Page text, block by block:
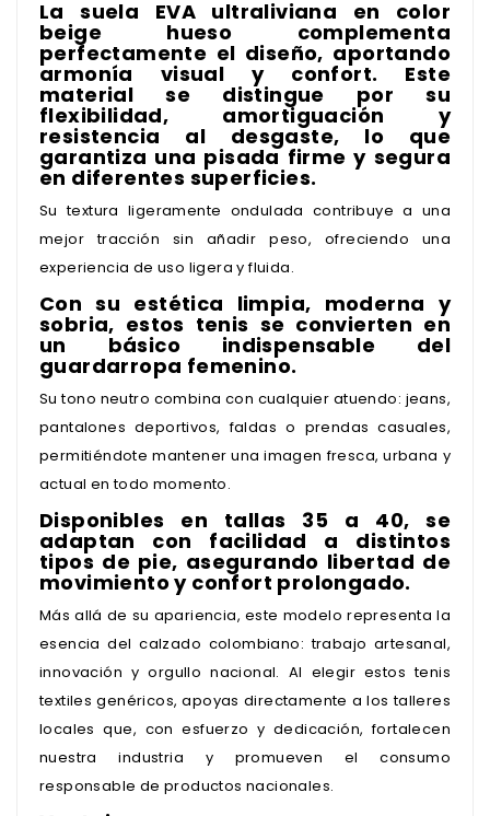
La suela EVA ultraliviana en color
beige hueso complementa
perfectamente el diseño, aportando
armonía visual y confort. Este
material se distingue por su
flexibilidad, amortiguación y
resistencia al desgaste, lo que
garantiza una pisada firme y segura
en diferentes superficies.
Su textura ligeramente ondulada contribuye a una
mejor tracción sin añadir peso, ofreciendo una
experiencia de uso ligera y fluida.
Con su estética limpia, moderna y
sobria, estos tenis se convierten en
un básico indispensable del
guardarropa femenino.
Su tono neutro combina con cualquier atuendo: jeans,
pantalones deportivos, faldas o prendas casuales,
permitiéndote mantener una imagen fresca, urbana y
actual en todo momento.
Disponibles en tallas 35 a 40, se
adaptan con facilidad a distintos
tipos de pie, asegurando libertad de
movimiento y confort prolongado.
Más allá de su apariencia, este modelo representa la
esencia del calzado colombiano: trabajo artesanal,
innovación y orgullo nacional. Al elegir estos tenis
textiles genéricos, apoyas directamente a los talleres
locales que, con esfuerzo y dedicación, fortalecen
nuestra industria y promueven el consumo
responsable de productos nacionales.